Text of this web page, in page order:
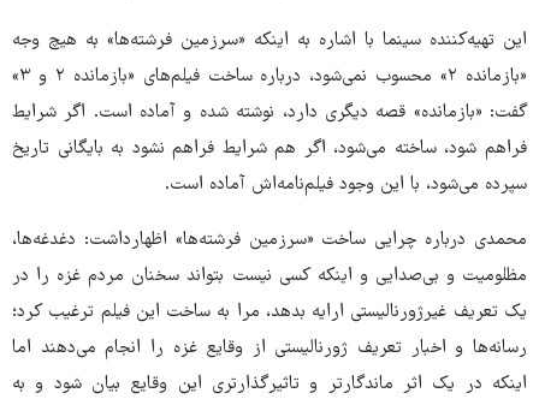
این تهیه‌کننده سینما با اشاره به اینکه «سرزمین فرشته‌ها» به هیچ وجه
«بازمانده ۲» محسوب نمی‌شود، درباره ساخت فیلم‌های «بازمانده ۲ و ۳»
گفت: «بازمانده» قصه دیگری دارد، نوشته شده و آماده است. اگر شرایط
فراهم شود، ساخته می‌شود، اگر هم شرایط فراهم نشود به بایگانی تاریخ
سپرده می‌شود، با این وجود فیلم‌نامه‌اش آماده است.
محمدی درباره چرایی ساخت «سرزمین فرشته‌ها» اظهارداشت: دغدغه‌ها،
مظلومیت و بی‌صدایی و اینکه کسی نیست بتواند سخنان مردم غزه را در
یک تعریف غیرژورنالیستی ارایه بدهد، مرا به ساخت این فیلم ترغیب کرد؛
رسانه‌ها و اخبار تعریف ژورنالیستی از وقایع غزه را انجام می‌دهند اما
اینکه در یک اثر ماندگارتر و تاثیرگذارتری این وقایع بیان شود و به